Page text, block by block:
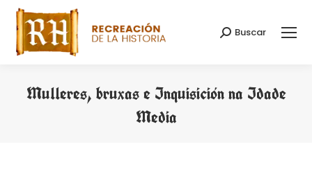
Search:
Buscar
Mulleres, bruxas e Inquisición na Idade
Media